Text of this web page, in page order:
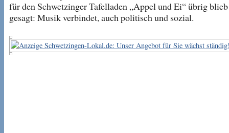
für den Schwetzinger Tafelladen „Appel und Ei“ übrig
gesagt: Musik verbindet, auch politisch und sozial.